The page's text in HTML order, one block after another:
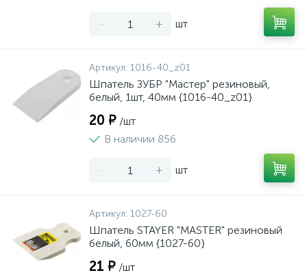
- + шт
Артикул: 1016-40_z01
Шпатель ЗУБР "Мастер" резиновый,
белый, 1шт, 40мм {1016-40_z01}
20 ₽ /шт
В наличии 856
- + шт
Артикул: 1027-60
Шпатель STAYER "MASTER" резиновый
белый, 60мм {1027-60}
21 ₽ /шт